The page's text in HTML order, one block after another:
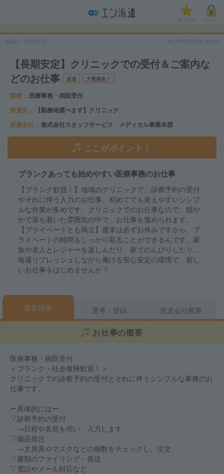
気になる!
2026/07/21 No.SSMZT医IS9_栃木02
【長期安定】クリニックでの受付＆ご案内な
どのお仕事
派遣 大量募集！
職種
医療事務・病院受付
派遣先
【勤務地選べます】クリニック
派遣会社
株式会社スタッフサービス メディカル事業本部
ここがポイント！
ブランクあっても始めやすい医療事務のお仕事
【ブランク歓迎！】地域のクリニックで、診察予約の受付
やそれに伴う入力のお仕事。初めてでも覚えやすいシンプ
ルな作業が多めです。クリニックでのお仕事なので、穏や
かで落ち着いた雰囲気の中で、お仕事を進められます。
【プライベートとも両立】週末は必ずお休みですから、プ
ライベートの時間もしっかり取ることができるんです。家
族や友人とレジャーを楽しんだり、家でのんびりしたり…
毎週リフレッシュしながら働ける安心安定の環境で、新し
いお仕事をはじめませんか？
募集情報 選考・登録 派遣会社概要
お仕事の概要
医療事務・病院受付
＜ブランク・社会復帰歓迎！＞
クリニックでの診察予約の受付とそれに伴うシンプルな事務のお
仕事です。
ー具体的にはー
▽診察予約の受付
→日程や名前を伺い、入力します
▽備品発注
→文房具やマスクなどの個数をチェックし、注文
▽書類のファイリング・発送
▽電話やメール対応など